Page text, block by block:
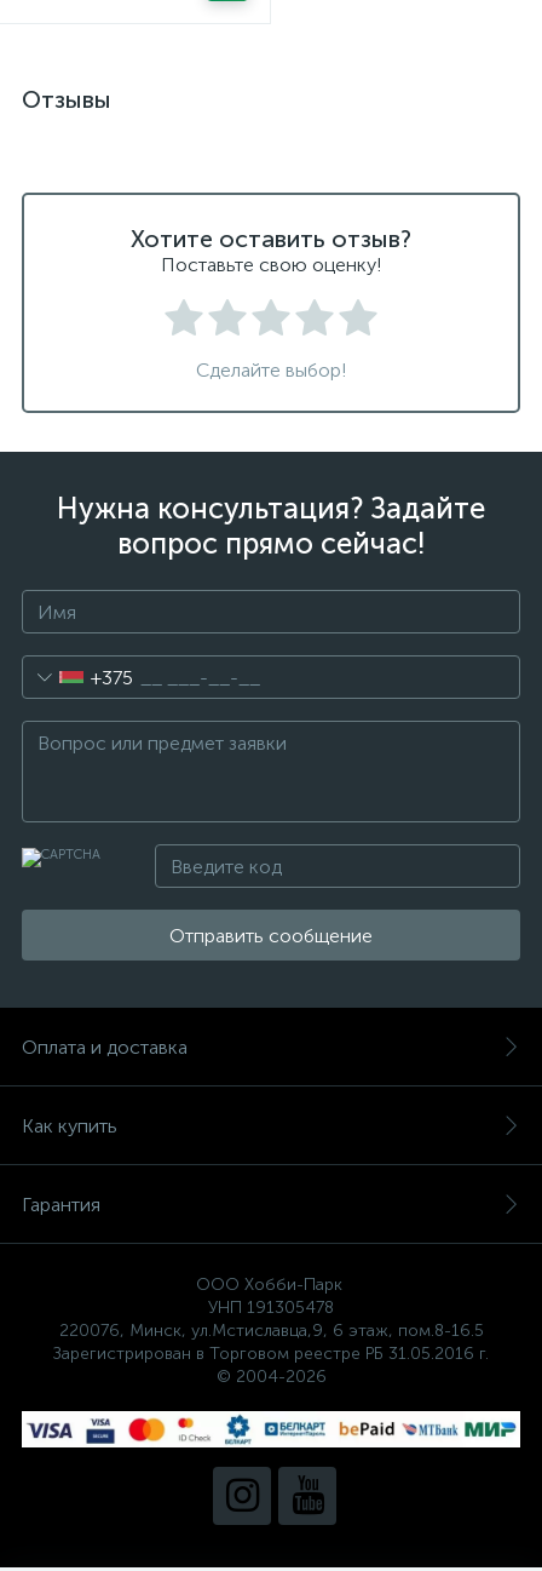
Отзывы
Хотите оставить отзыв?
Поставьте свою оценку!
Сделайте выбор!
Нужна консультация? Задайте
вопрос прямо сейчас!
+375
Отправить сообщение
Оплата и доставка
Как купить
Гарантия
ООО Хобби-Парк
УНП 191305478
220076, Минск, ул.Мстиславца,9, 6 этаж, пом.8-16.5
Зарегистрирован в Торговом реестре РБ 31.05.2016 г.
© 2004-2026